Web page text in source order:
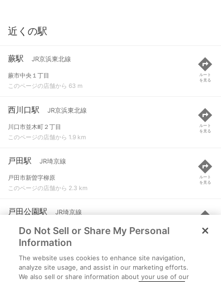
近くの駅
蕨駅 JR京浜東北線
蕨市中央１丁目
このページの店舗から 63 m
ルート
を見る
西川口駅 JR京浜東北線
川口市並木町２丁目
このページの店舗から 1.9 km
ルート
を見る
戸田駅 JR埼京線
戸田市新曽字柳原
このページの店舗から 2.3 km
ルート
を見る
戸田公園駅 JR埼京線
戸田市本町４丁目
このページの店舗から 2.5 km
ルート
を見る
北戸田駅 JR埼京線
戸田市新曽字芦原
Do Not Sell or Share My Personal
Information
The website uses cookies to enhance site navigation,
analyze site usage, and assist in our marketing efforts.
We also sell or share information about your use of our